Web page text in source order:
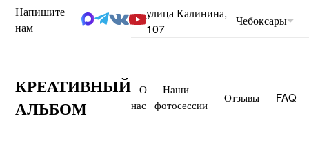
Напишите
нам
улица Калинина,
107
Чебоксары
КРЕАТИВНЫЙ
АЛЬБОМ
О
нас
Наши
фотосессии
Отзывы FAQ